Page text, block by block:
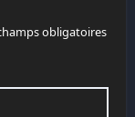
obligatoires